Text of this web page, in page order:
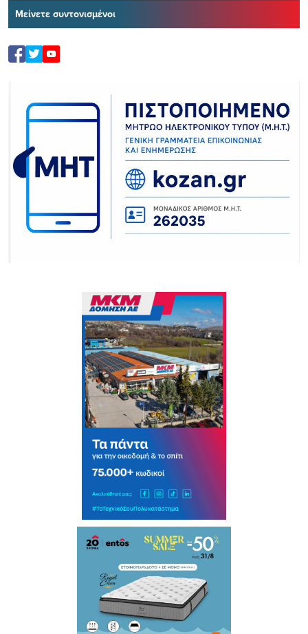
Μείνετε συντονισμένοι